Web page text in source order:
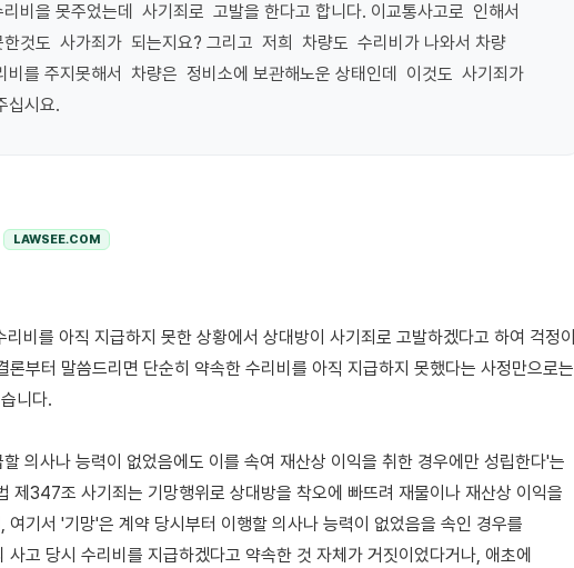
비을 못주었는데  사기죄로  고발을 한다고 합니다. 이교통사고로  인해서
것도  사가죄가  되는지요? 그리고  저희  차량도  수리비가 나와서 차량
비를 주지못해서  차량은  정비소에 보관해노운 상태인데  이것도  사기죄가
십시요.
LAWSEE.COM
론부터 말씀드리면 단순히 약속한 수리비를 아직 지급하지 못했다는 사정만으로는
니다.
의사나 능력이 없었음에도 이를 속여 재산상 이익을 취한 경우에만 성립한다'는
제347조 사기죄는 기망행위로 상대방을 착오에 빠뜨려 재물이나 재산상 이익을
여기서 '기망'은 계약 당시부터 이행할 의사나 능력이 없었음을 속인 경우를
고 당시 수리비를 지급하겠다고 약속한 것 자체가 거짓이었다거나, 애초에